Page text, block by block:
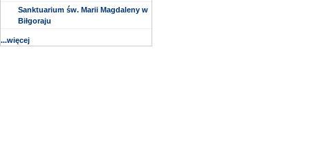
Sanktuarium św. Marii Magdaleny w
Biłgoraju
...więcej